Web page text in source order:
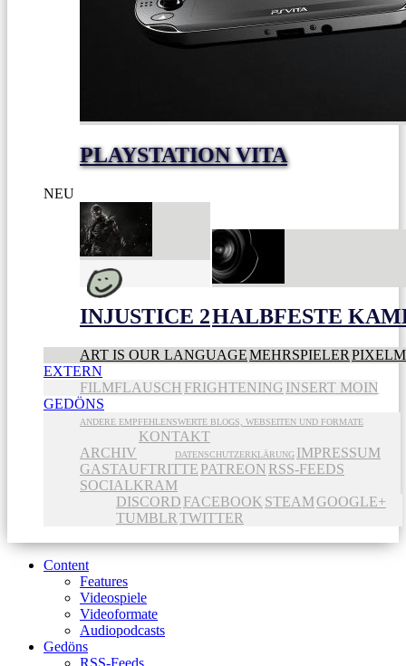
PLAYSTATION VITA
NEU
INJUSTICE 2HALBFESTE
ART IS OUR LANGUAGEMEHRSPIELER
EXTERN
FILMFLAUSCH FRIGHTENING INSERT MOIN
GEDÖNS
ANDERE EMPFEHLENSWERTE BLOGS, WEBSEITEN UND FORMATE
ARCHIV
KONTAKT
DATENSCHUTZERKLÄRUNG IMPRESSUM
GASTAUFTRITTE PATREON RSS-FEEDS
SOCIALKRAM
DISCORD FACEBOOK STEAMGOOGLE+
TUMBLR TWITTER
Content
Features
Videospiele
Videoformate
Audiopodcasts
Gedöns